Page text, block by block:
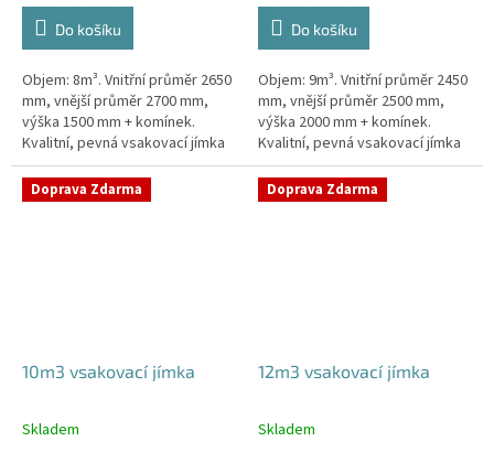
Do košíku
Objem: 8m³. Vnitřní průměr 2650
mm, vnější průměr 2700 mm,
výška 1500 mm + komínek.
Kvalitní, pevná vsakovací jímka
(nádrž) bez potřeby
obetonování Průměr přítoku a
odtoku +...
Do košíku
Objem: 9m³. Vnitřní průměr 2450
mm, vnější průměr 2500 mm,
výška 2000 mm + komínek.
Kvalitní, pevná vsakovací jímka
(nádrž) bez potřeby
obetonování Průměr přítoku a
odtoku +...
Doprava Zdarma
10m3 vsakovací jímka
Průměrné
Skladem
Doprava Zdarma
12m3 vsakovací jímka
Průměrné
Skladem